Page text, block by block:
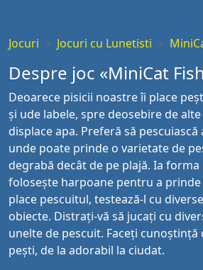
Jocuri Jocuri cu Lunetisti
Despre joc «MiniCat
Deoarece pisicii noastre îi place
și ude labele, spre deosebire de
displace apa. Preferă să pescuiască
unde poate prinde o varietate de
degrabă decât de pe plajă. Ia forma
folosește harpoane pentru a prinde
place pescuitul, testează-l cu
obiecte. Distrați-vă să jucați cu
unelte de pescuit. Faceți cunoștință
pești, de la adorabil la ciudat.